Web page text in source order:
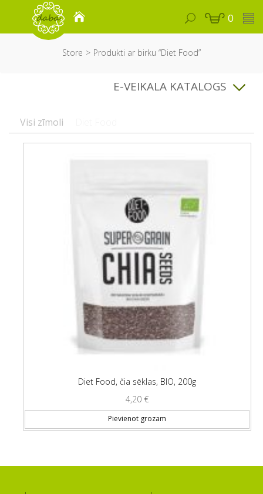
0
Store Produkti ar birku “Diet Food”
E-VEIKALA KATALOGS
Visi zīmoli
Diet Food, čia sēklas, BIO, 200g
4,20 €
Pievienot grozam